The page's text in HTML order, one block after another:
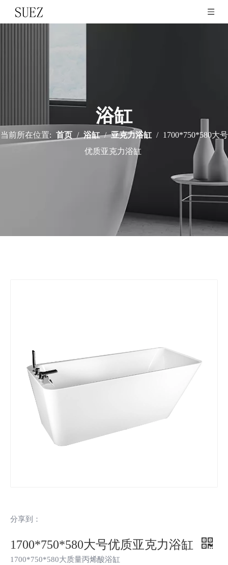
浴缸
当前所在位置: 首页 / 浴缸 / 亚克力浴缸 / 1700*750*580大号
优质亚克力浴缸
分享到：
1700*750*580大号优质亚克力浴缸
1700*750*580大质量丙烯酸浴缸